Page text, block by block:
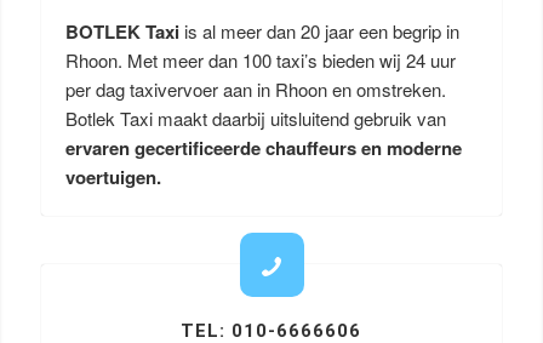
BOTLEK Taxi is al meer dan 20 jaar een begrip in
Rhoon. Met meer dan 100 taxi’s bieden wij 24 uur
per dag taxivervoer aan in Rhoon en omstreken.
Botlek Taxi maakt daarbij uitsluitend gebruik van
ervaren gecertificeerde chauffeurs en moderne
voertuigen.
TEL: 010-6666606